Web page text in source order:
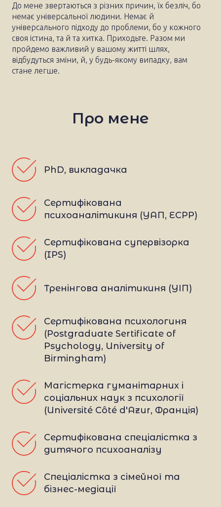
До мене звертаються з різних причин, їх безліч, бо
немає універсальної людини. Немає й
універсального підходу до проблеми, бо у кожного
своя істина, та й та хитка. Приходьте. Разом ми
пройдемо важливий у вашому житті шлях,
відбудуться зміни, й, у будь-якому випадку, вам
стане легше.
Про мене
PhD, викладачка
Сертифікована
психоаналітикиня (УАП, ECPP)
Сертифікована супервізорка
(IPS)
Тренінгова аналітикиня (УІП)
Сертифікована психологиня
(Postgraduate Sertificate of
Psychology, University of
Birmingham)
Магістерка гуманітарних і
соціальних наук з психології
(Université Côté d'Azur, Франція)
Сертифікована спеціалістка з
дитячого психоаналізу
Спеціалістка з сімейної та
бізнес-медіації